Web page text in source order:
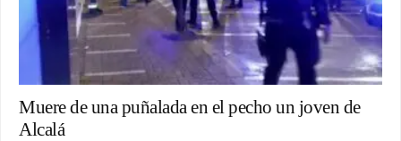
Muere de una puñalada en el pecho un joven de
Alcalá